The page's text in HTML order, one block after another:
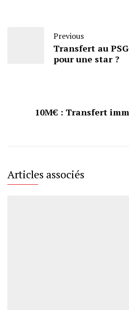
Previous
Transfert au
pour une star ?
10M€ : Transfert
Articles associés